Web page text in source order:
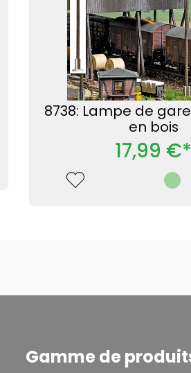
8738: Lampe de
en bois
17,99 €*
Gamme de